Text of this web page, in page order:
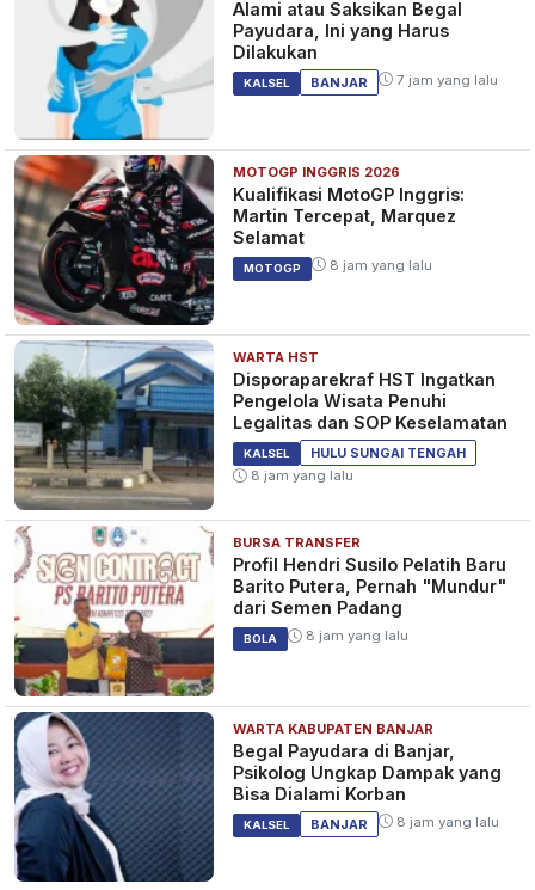
Alami atau Saksikan Begal
Payudara, Ini yang Harus
Dilakukan
KALSEL BANJAR 7 jam yang lalu
MOTOGP INGGRIS 2026
Kualifikasi MotoGP Inggris:
Martin Tercepat, Marquez
Selamat
MOTOGP 8 jam yang lalu
WARTA HST
Disporaparekraf HST Ingatkan
Pengelola Wisata Penuhi
Legalitas dan SOP Keselamatan
KALSEL
HULU SUNGAI TENGAH
8 jam yang lalu
BURSA TRANSFER
Profil Hendri Susilo Pelatih Baru
Barito Putera, Pernah "Mundur"
dari Semen Padang
BOLA 8 jam yang lalu
WARTA KABUPATEN BANJAR
Begal Payudara di Banjar,
Psikolog Ungkap Dampak yang
Bisa Dialami Korban
KALSEL BANJAR 8 jam yang lalu